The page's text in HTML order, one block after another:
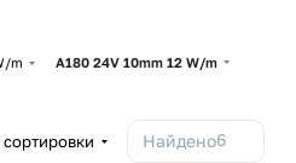
m A180 24V 10mm 12 W/m
Найдено6